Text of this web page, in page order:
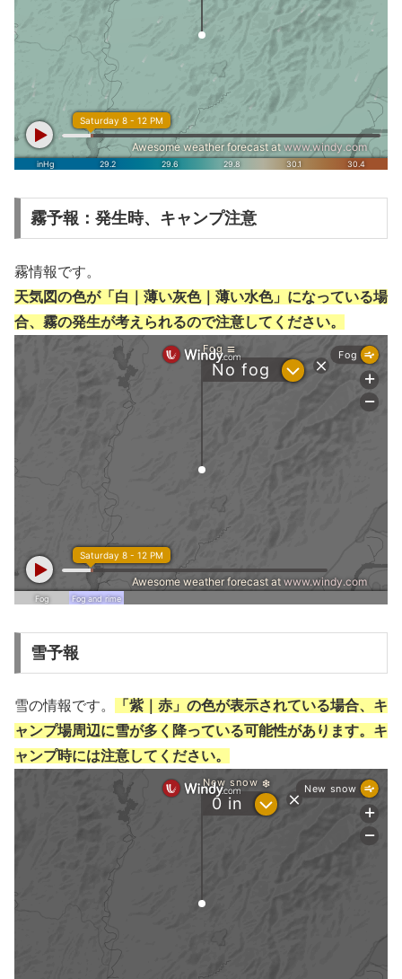
霧予報：発生時、キャンプ注意
霧情報です。
天気図の色が「白｜薄い灰色｜薄い水色」になっている場
合、霧の発生が考えられるので注意してください。
雪予報
雪の情報です。
「紫｜赤」の色が表示されている場合、キ
ャンプ場周辺に雪が多く降っている可能性があります。キ
ャンプ時には注意してください。